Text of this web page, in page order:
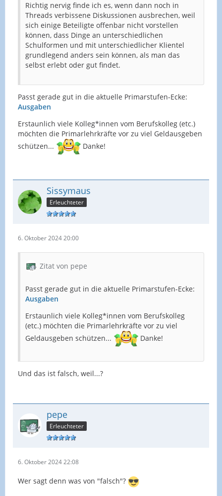
Richtig nervig finde ich es, wenn dann noch in
Threads verbissene Diskussionen ausbrechen, weil
sich einige Beteiligte offenbar nicht vorstellen
können, dass Dinge an unterschiedlichen
Schulformen und mit unterschiedlicher Klientel
grundlegend anders sein können, als man das
selbst erlebt oder gut findet.
Passt gerade gut in die aktuelle Primarstufen-Ecke:
Ausgaben
Erstaunlich viele Kolleg*innen vom Berufskolleg (etc.)
möchten die Primarlehrkräfte vor zu viel Geldausgeben
schützen...
Danke!
Sissymaus
Erleuchteter
6. Oktober 2024 20:00
Zitat von pepe
Passt gerade gut in die aktuelle Primarstufen-Ecke:
Ausgaben
Erstaunlich viele Kolleg*innen vom Berufskolleg
(etc.) möchten die Primarlehrkräfte vor zu viel
Geldausgeben schützen...
Danke!
Und das ist falsch, weil...?
pepe
Erleuchteter
6. Oktober 2024 22:08
Wer sagt denn was von "falsch"?